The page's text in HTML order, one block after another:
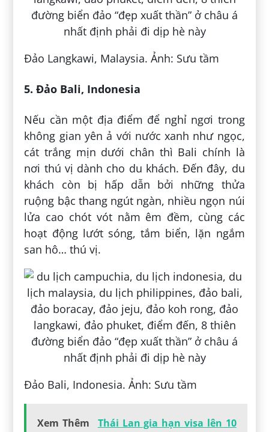
Đảo Langkawi, Malaysia. Ảnh: Sưu tầm
5. Đảo Bali, Indonesia
Nếu cần một địa điểm để nghỉ ngơi trong
không gian yên ả với nước xanh như ngọc,
cát trắng mịn dưới chân thì Bali chính là
nơi thú vị dành cho du khách. Đến đây, du
khách còn bị hấp dẫn bởi những thửa
ruộng bậc thang ngút ngàn, nhiều ngọn núi
lửa cao chót vót nằm êm đềm, cùng các
hoạt động lướt sóng, tắm biển, lặn ngắm
san hô… thú vị.
Đảo Bali, Indonesia. Ảnh: Sưu tầm
Xem Thêm
Thái Lan gia hạn visa lên 10